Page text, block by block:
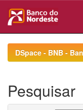
navigationDSpace - BNB -
Pesquisar